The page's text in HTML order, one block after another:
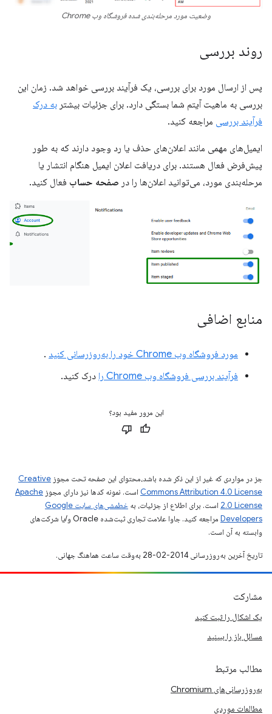
وضعیت مورد مرحله‌بندی شده فروشگاه وب Chrome
روند بررسی
پس از ارسال مورد برای بررسی، یک فرآیند بررسی خواهد شد. زمان این
بررسی به ماهیت آیتم شما بستگی دارد. برای جزئیات بیشتر به درک
فرآیند بررسی مراجعه کنید.
ایمیل‌های مهمی مانند اعلان‌های حذف یا رد وجود دارند که به طور
پیش‌فرض فعال هستند. برای دریافت اعلان ایمیل هنگام انتشار یا
مرحله‌بندی مورد، می‌توانید اعلان‌ها را در صفحه حساب فعال کنید.
منابع اضافی
مورد فروشگاه وب Chrome خود را به‌روزرسانی کنید
.
فرآیند بررسی فروشگاه وب Chrome را
درک کنید.
این مرور مفید بود؟
جز در مواردی که غیر از این ذکر شده باشد،‌محتوای این صفحه تحت مجوز Creative
Commons Attribution 4.0 License است. نمونه کدها نیز دارای مجوز Apache
2.0 License است. برای اطلاع از جزئیات، به
خطمشی‌های سایت Google
Developers‏
مراجعه کنید. جاوا علامت تجاری ثبت‌شده Oracle و/یا شرکت‌های
وابسته به آن است.
تاریخ آخرین به‌روزرسانی 2014-02-28 به‌وقت ساعت هماهنگ جهانی.
مشارکت
یک اشکال را ثبت کنید
مسائل باز را ببینید
مطالب مرتبط
به‌روزرسانی‌های Chromium
مطالعات موردی